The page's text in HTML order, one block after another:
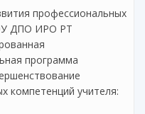
профессиональных
ДПО ИРО РТ
программа
компетенций учителя: